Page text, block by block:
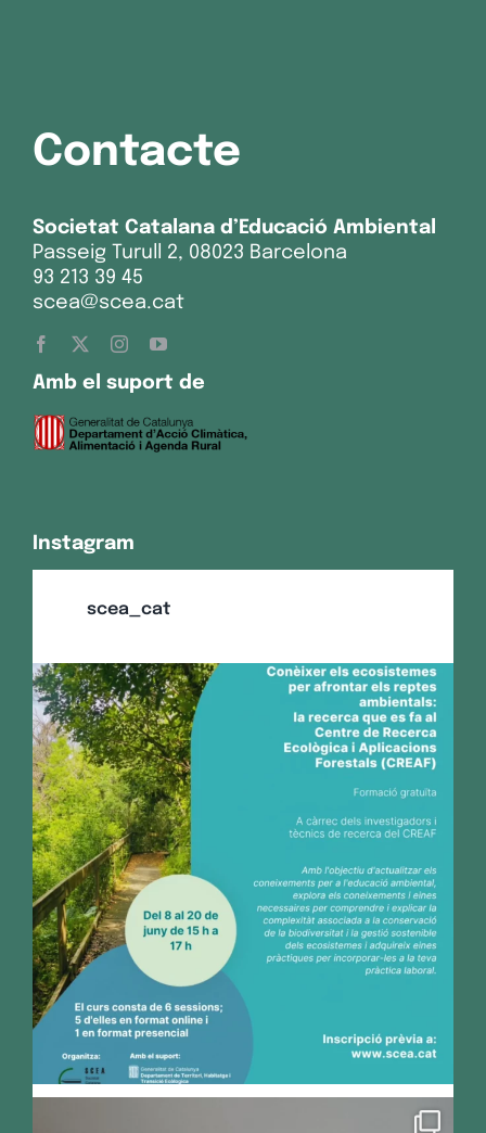
Contacte
Societat Catalana d’Educació Ambiental
Passeig Turull 2, 08023 Barcelona
93 213 39 45
scea@scea.cat
Amb el suport de
Instagram
scea_cat